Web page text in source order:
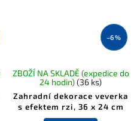
–6 %
Zahradní dekorace veverka
s efektem rzi, 36 x 24 cm
ZBOŽÍ NA SKLADĚ (expedice do
24 hodin)(36 ks)